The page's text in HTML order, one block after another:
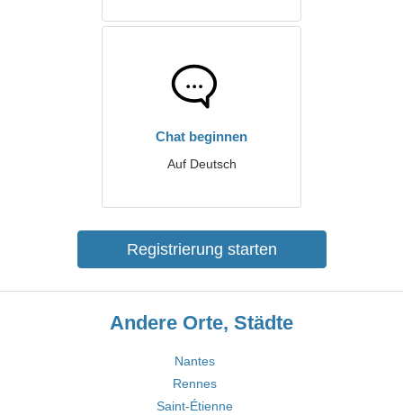
Chat beginnen
Auf Deutsch
Registrierung starten
Andere Orte, Städte
Nantes
Rennes
Saint-Étienne